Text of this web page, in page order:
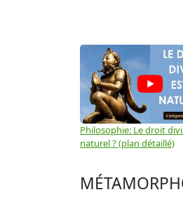
Philosophie: Le droit
naturel ? (plan détaillé)